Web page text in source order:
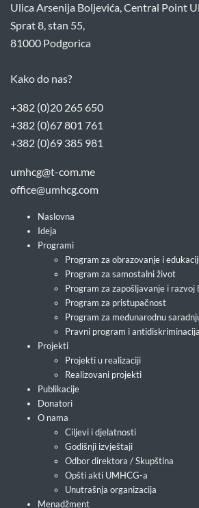
Ulica Arsenija Boljevića, Central Point
Sprat 8, stan 55,
81000 Podgorica
Kako do nas?
+382 (0)20 265 650
+382 (0)67 801 761
+382 (0)69 385 981
umhcg@t-com.me
office@umhcg.com
Naslovna
Ideja
Programi
Program za obrazovanje i
Program za samostalni život
Program za zapošljavanje i razvoj
Program za pristupačnost
Program za međunarodnu
Pravni program i antidiskriminacija
Projekti
Projekti u realizaciji
Realizovani projekti
Publikacije
Donatori
O nama
Ciljevi i djelatnosti
Godišnji izvještaji
Odbor direktora / Skupština
Opšti akti UMHCG-a
Unutrašnja organizacija
Menadžment